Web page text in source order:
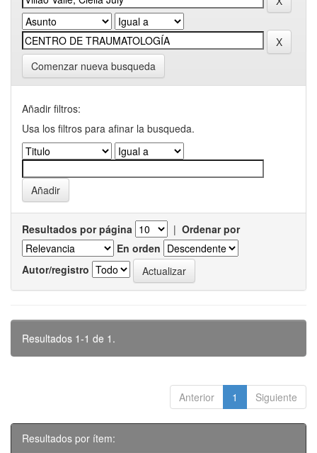
Comenzar nueva busqueda
Añadir filtros:
Usa los filtros para afinar la busqueda.
Resultados por página | Ordenar por
En orden
Autor/registro
Resultados 1-1 de 1.
Anterior 1 Siguiente
Resultados por ítem: